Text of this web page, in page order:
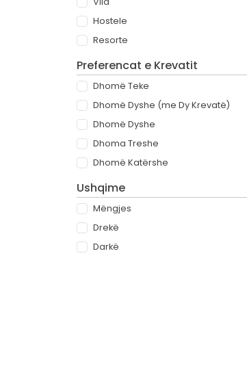
Hostele
Resorte
Preferencat e Krevatit
Dhomë Teke
Dhomë Dyshe (me Dy Krevatë)
Dhomë Dyshe
Dhoma Treshe
Dhomë Katërshe
Ushqime
Mëngjes
Drekë
Darkë